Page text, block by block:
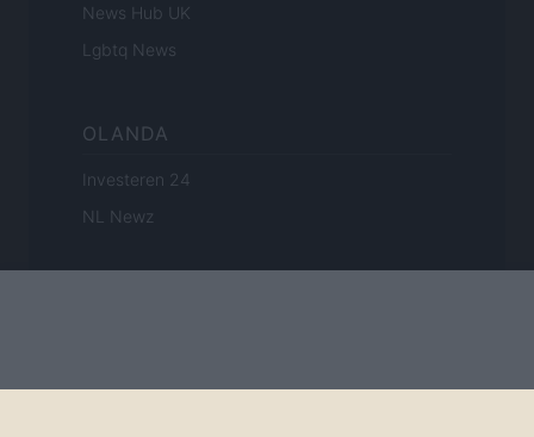
News Hub UK
Lgbtq News
OLANDA
Investeren 24
NL Newz